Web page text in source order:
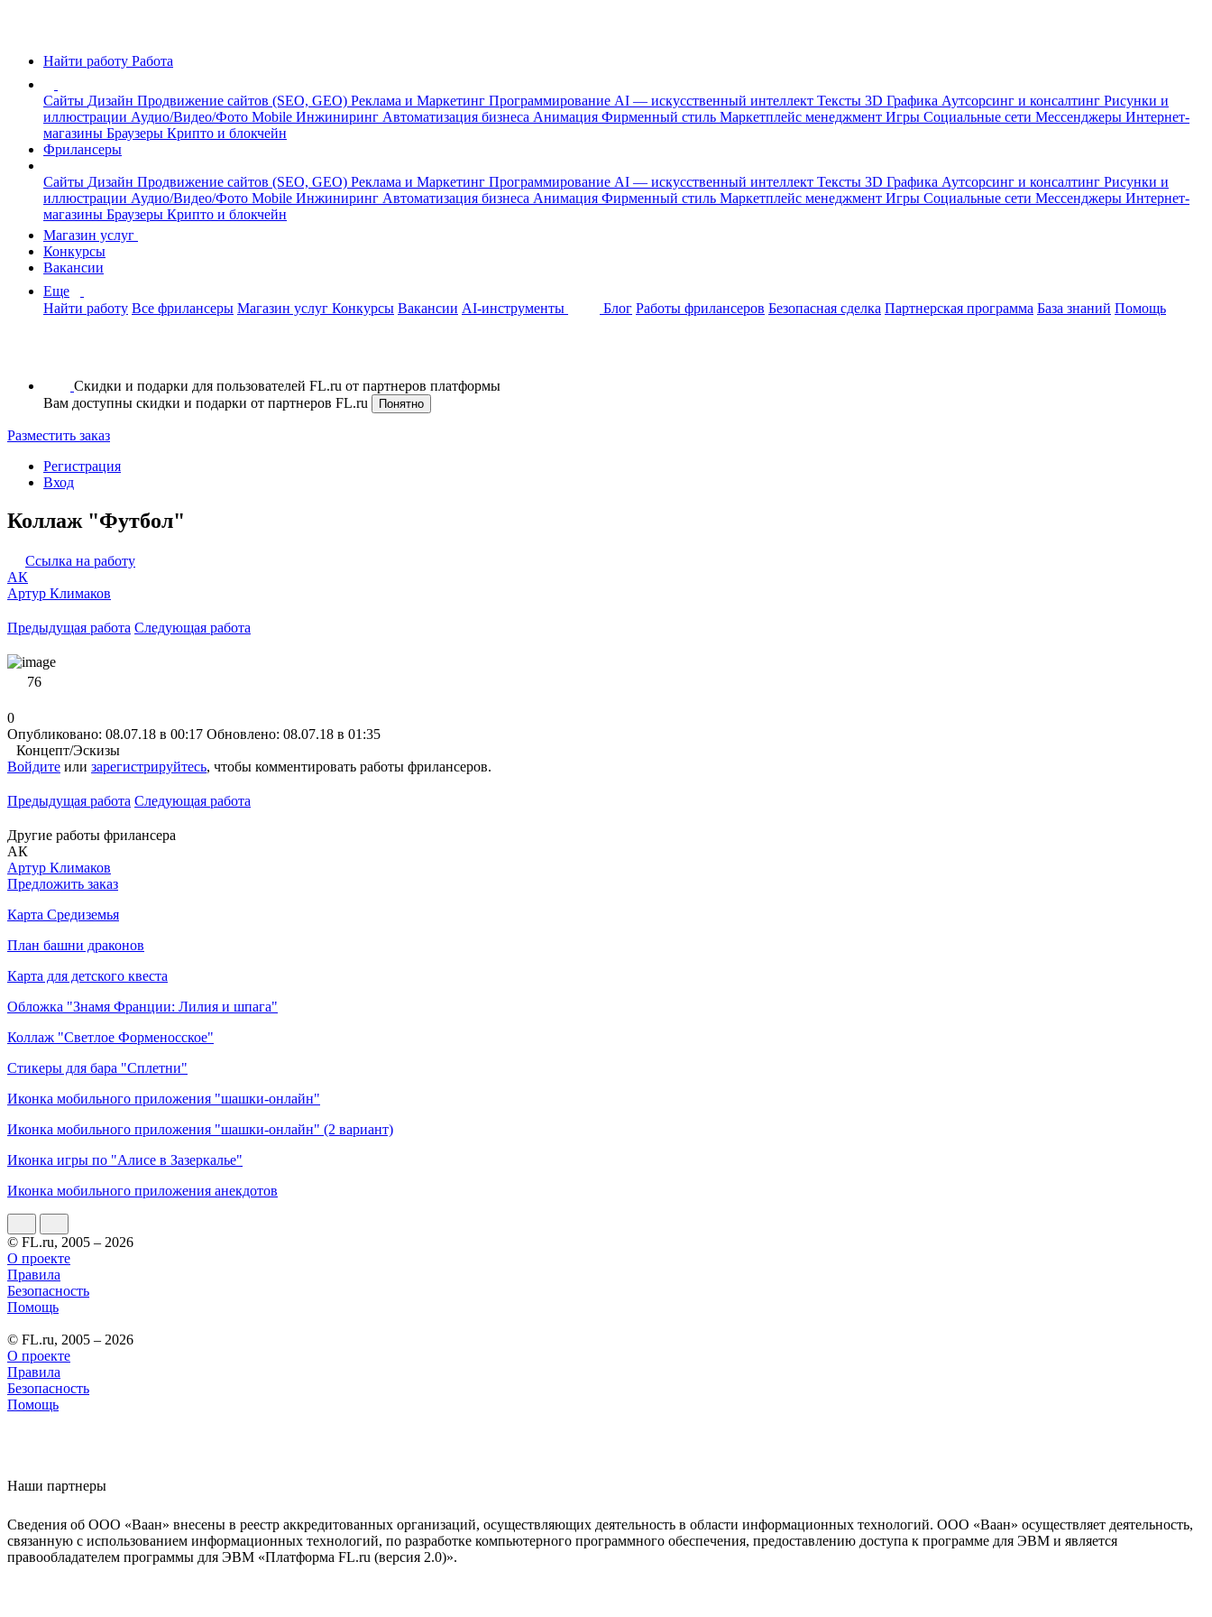
Найти работу Работа
Сайты Дизайн Продвижение сайтов (SEO, GEO) Реклама и Маркетинг Программирование AI — искусственный интеллект Тексты 3D Графика Аутсорсинг и консалтинг Рисунки и
иллюстрации Аудио/Видео/Фото Mobile Инжиниринг Автоматизация бизнеса Анимация Фирменный стиль Маркетплейс менеджмент Игры Социальные сети Мессенджеры Интернет-
магазины Браузеры Крипто и блокчейн
Фрилансеры
Сайты Дизайн Продвижение сайтов (SEO, GEO) Реклама и Маркетинг Программирование AI — искусственный интеллект Тексты 3D Графика Аутсорсинг и консалтинг Рисунки и
иллюстрации Аудио/Видео/Фото Mobile Инжиниринг Автоматизация бизнеса Анимация Фирменный стиль Маркетплейс менеджмент Игры Социальные сети Мессенджеры Интернет-
магазины Браузеры Крипто и блокчейн
Магазин услуг
Конкурсы
Вакансии
Еще
Найти работу Все фрилансеры Магазин услуг Конкурсы Вакансии AI-инструменты Блог Работы фрилансеров Безопасная сделка Партнерская программа База знаний Помощь
Скидки и подарки для пользователей FL.ru от партнеров платформы
Вам доступны скидки и подарки от партнеров FL.ru
Понятно
Разместить заказ
Регистрация
Вход
Коллаж "Футбол"
Ссылка на работу
АК
Артур Климаков
Предыдущая работа Следующая работа
76
0
Опубликовано: 08.07.18 в 00:17 Обновлено: 08.07.18 в 01:35
Концепт/Эскизы
Войдите или зарегистрируйтесь, чтобы комментировать работы фрилансеров.
Предыдущая работа Следующая работа
Другие работы фрилансера
АК
Артур Климаков
Предложить заказ
Карта Средиземья
План башни драконов
Карта для детского квеста
Обложка "Знамя Франции: Лилия и шпага"
Коллаж "Светлое Форменосское"
Стикеры для бара "Сплетни"
Иконка мобильного приложения "шашки-онлайн"
Иконка мобильного приложения "шашки-онлайн" (2 вариант)
Иконка игры по "Алисе в Зазеркалье"
Иконка мобильного приложения анекдотов
© FL.ru, 2005 – 2026
О проекте
Правила
Безопасность
Помощь
© FL.ru, 2005 – 2026
О проекте
Правила
Безопасность
Помощь
Наши партнеры
Сведения об ООО «Ваан» внесены в реестр аккредитованных организаций, осуществляющих деятельность в области информационных технологий. ООО «Ваан» осуществляет деятельность,
связанную с использованием информационных технологий, по разработке компьютерного программного обеспечения, предоставлению доступа к программе для ЭВМ и является
правообладателем программы для ЭВМ «Платформа FL.ru (версия 2.0)».